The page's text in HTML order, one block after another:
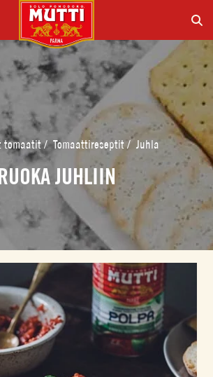
tomaatit/ Tomaattireseptit/ Juhla
JUHLIIN